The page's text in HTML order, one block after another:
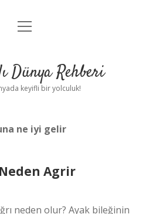
Anasayfa
Yasal Uyarı
menüyü
Dünya Rehberi
keyifli bir yolculuk!
ne iyi gelir
Agrir
neden olur? Ayak bileğinin